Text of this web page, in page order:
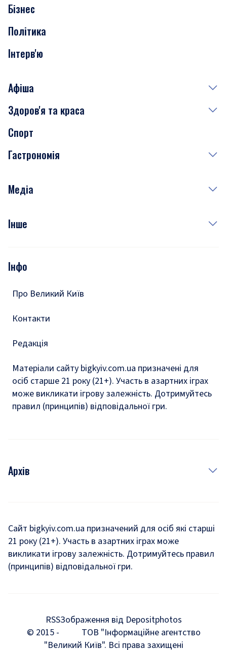
Транспорт
Бізнес
Політика
Інтерв'ю
Афіша
Сьогодні
Завтра
Субота
Здоров'я та краса
Медицина
Краса
Спорт
Гастрономія
Рецепти
Медіа
Фото
Подкасти
Інше
Тести
Інфо
Про Великий Київ
Контакти
Редакція
Матеріали сайту bigkyiv.com.ua призначені для
осіб старше 21 року (21+). Участь в азартних іграх
може викликати ігрову залежність. Дотримуйтесь
правил (принципів) відповідальної гри.
Архів
Комуналка
Хроніки війни
Мегаполіс
Київщина
Сайт bigkyiv.com.ua призначений для осіб які старші
21 року (21+). Участь в азартних іграх може
викликати ігрову залежність. Дотримуйтесь правил
(принципів) відповідальної гри.
RSSЗображення від Depositphotos
© 2015 -
ТОВ "Інформаційне агентство
"Великий Київ". Всі права захищені